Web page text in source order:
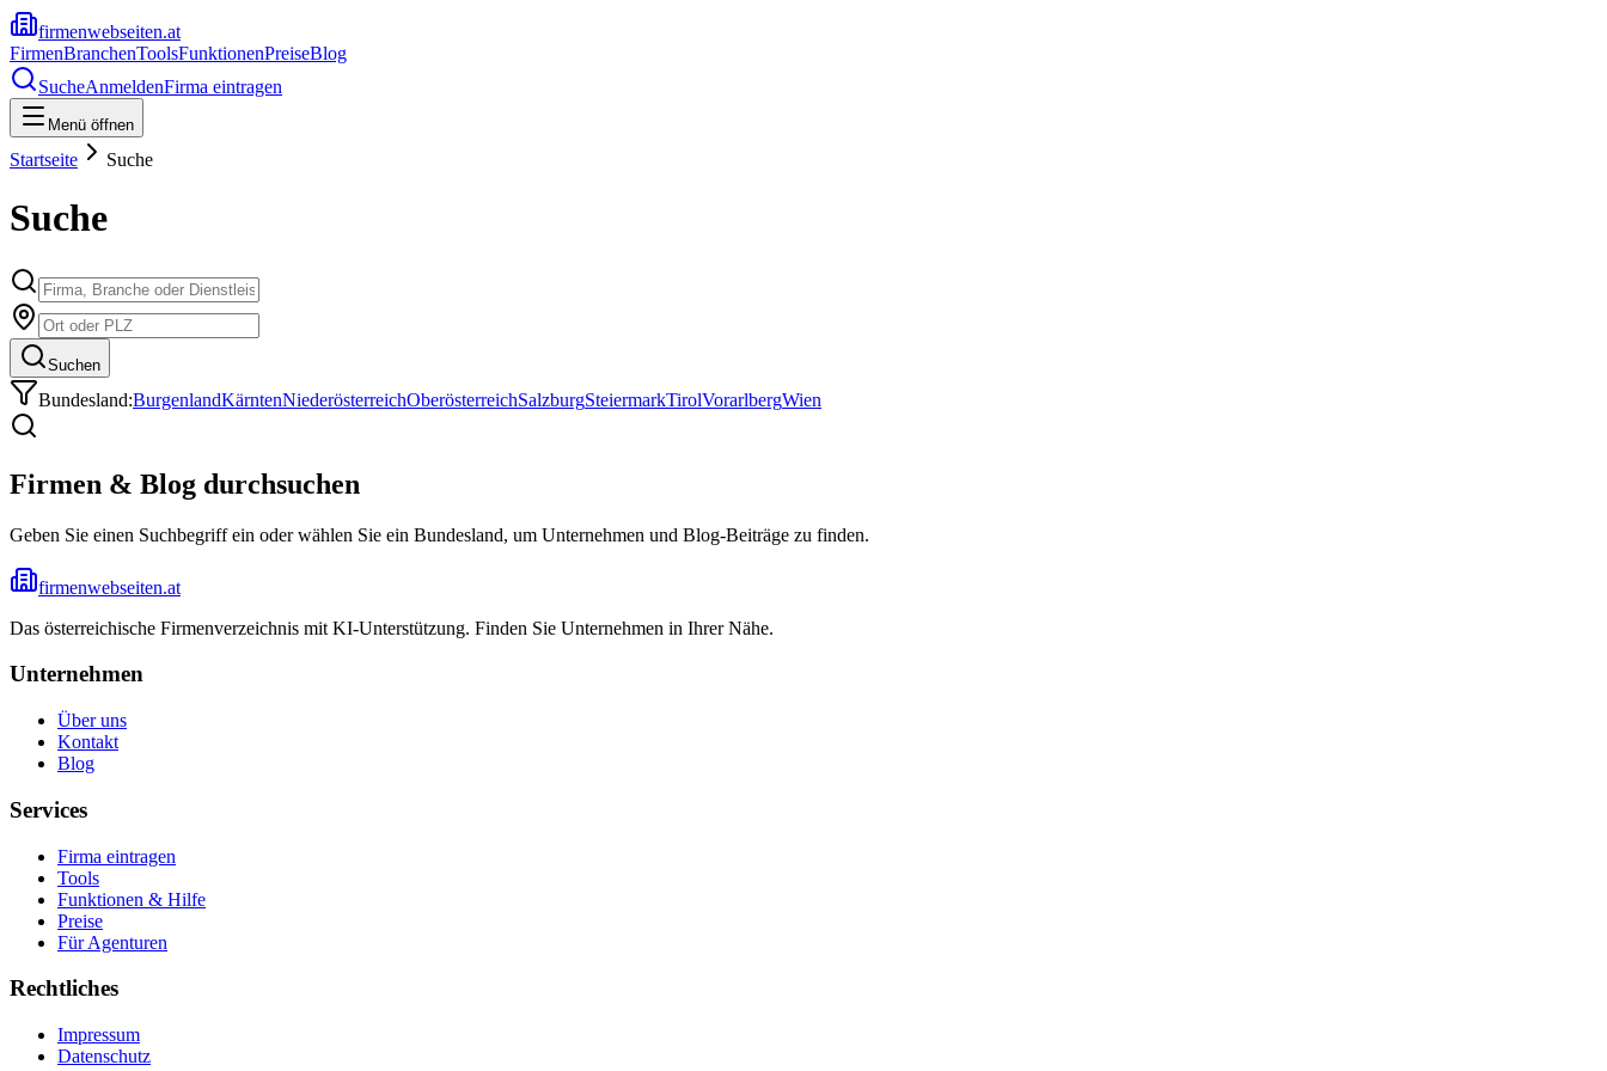
firmenwebseiten.at
FirmenBranchenToolsFunktionenPreiseBlog
SucheAnmeldenFirma eintragen
Menü öffnen
Startseite Suche
Suche
Suchen
Bundesland:BurgenlandKärntenNiederösterreichOberösterreichSalzburgSteiermarkTirolVorarlbergWien
Firmen & Blog durchsuchen
Geben Sie einen Suchbegriff ein oder wählen Sie ein Bundesland, um Unternehmen und Blog-Beiträge zu finden.
firmenwebseiten.at
Das österreichische Firmenverzeichnis mit KI-Unterstützung. Finden Sie Unternehmen in Ihrer Nähe.
Unternehmen
Über uns
Kontakt
Blog
Services
Firma eintragen
Tools
Funktionen & Hilfe
Preise
Für Agenturen
Rechtliches
Impressum
Datenschutz